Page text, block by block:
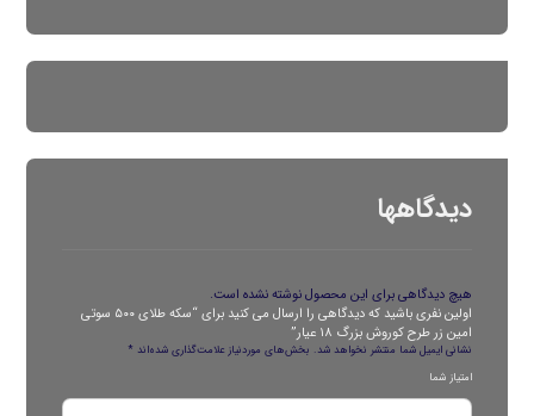
دیدگاهها
هیچ دیدگاهی برای این محصول نوشته نشده است.
اولین نفری باشید که دیدگاهی را ارسال می کنید برای “سکه طلای ۵۰۰ سوتی
امین زر طرح کوروش بزرگ ۱۸ عیار”
نشانی ایمیل شما منتشر نخواهد شد. بخش‌های موردنیاز علامت‌گذاری شده‌اند*
امتیاز شما